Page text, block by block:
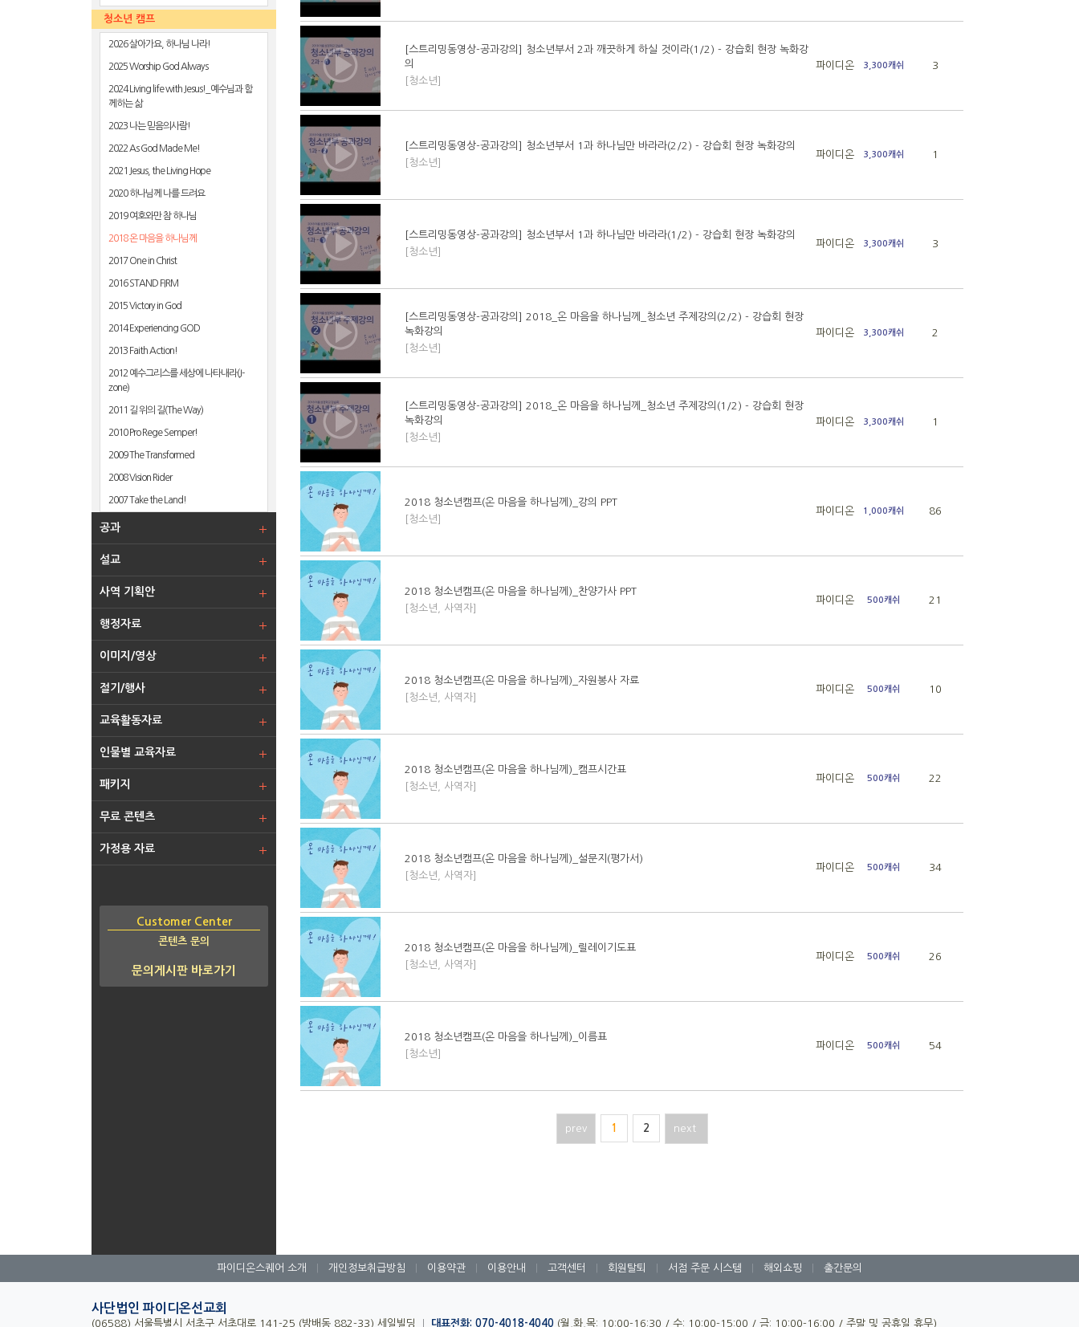
청소년 캠프
2026 살아가요, 하나님 나라!
2025 Worship God Always
2024 Living life with Jesus!_예수님과 함
께하는 삶
2023 나는 믿음의사람!
2022 As God Made Me!
2021 Jesus, the Living Hope
2020 하나님께 나를 드려요
2019 여호와만 참 하나님
2018 온 마음을 하나님께
2017 One in Christ
2016 STAND FIRM
2015 Victory in God
2014 Experiencing GOD
2013 Faith Action!
2012 예수그리스를 세상에 나타내라(J-
zone)
2011 길 위의 길(The Way)
2010 Pro Rege Semper!
2009 The Transformed
2008 Vision Rider
2007 Take the Land!
공과
설교
사역 기획안
행정자료
이미지/영상
절기/행사
교육활동자료
인물별 교육자료
패키지
무료 콘텐츠
가정용 자료
Customer Center
콘텐츠 문의
문의게시판 바로가기
[스트리밍동영상-공과강의] 청소년부서 2과 깨끗하게 하실 것이라(1/2) - 강습회 현장 녹화강
의
[청소년]
파이디온 3,300캐쉬 3
[스트리밍동영상-공과강의] 청소년부서 1과 하나님만 바라라(2/2) - 강습회 현장 녹화강의
[청소년]
파이디온 3,300캐쉬 1
[스트리밍동영상-공과강의] 청소년부서 1과 하나님만 바라라(1/2) - 강습회 현장 녹화강의
[청소년]
파이디온 3,300캐쉬 3
[스트리밍동영상-공과강의] 2018_온 마음을 하나님께_청소년 주제강의(2/2) - 강습회 현장
녹화강의
[청소년]
파이디온 3,300캐쉬 2
[스트리밍동영상-공과강의] 2018_온 마음을 하나님께_청소년 주제강의(1/2) - 강습회 현장
녹화강의
[청소년]
파이디온 3,300캐쉬 1
2018 청소년캠프(온 마음을 하나님께)_강의 PPT
[청소년]
파이디온 1,000캐쉬 86
2018 청소년캠프(온 마음을 하나님께)_찬양가사 PPT
[청소년, 사역자]
파이디온 500캐쉬 21
2018 청소년캠프(온 마음을 하나님께)_자원봉사 자료
[청소년, 사역자]
파이디온 500캐쉬 10
2018 청소년캠프(온 마음을 하나님께)_캠프시간표
[청소년, 사역자]
파이디온 500캐쉬 22
2018 청소년캠프(온 마음을 하나님께)_설문지(평가서)
[청소년, 사역자]
파이디온 500캐쉬 34
2018 청소년캠프(온 마음을 하나님께)_릴레이기도표
[청소년, 사역자]
파이디온 500캐쉬 26
2018 청소년캠프(온 마음을 하나님께)_이름표
[청소년]
파이디온 500캐쉬 54
prev 1 2 next
파이디온스퀘어 소개 개인정보취급방침 이용약관 이용안내 고객센터 회원탈퇴 서점 주문 시스템 해외쇼핑 출간문의
사단법인 파이디온선교회
(06588) 서울특별시 서초구 서초대로 141-25 (방배동 882-33) 세일빌딩 대표전화: 070-4018-4040 (월,화,목: 10:00-16:30 / 수: 10:00-15:00 / 금: 10:00-16:00 / 주말 및 공휴일 휴무)